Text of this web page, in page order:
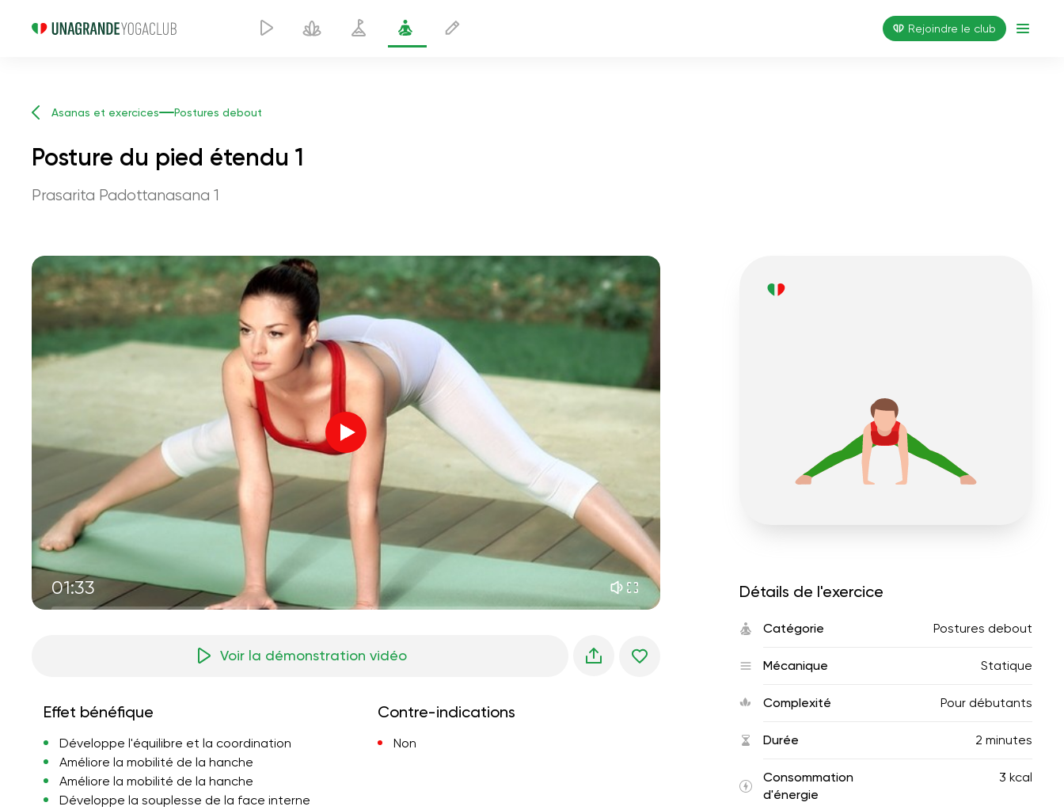
Rejoindre le club
Asanas et exercices Postures debout
Posture du pied étendu 1
Prasarita Padottanasana 1
01:33
Voix de l'instructeur
le vol de l'âme 01:44
paix intérieure
rêves du matin 01:34
fraîcheur de la forêt
silence des montagnes 02:00
02:00
la voix du vent 02:00
02:00
Voir la démonstration vidéo
Effet bénéfique
Développe l'équilibre et la coordination
Améliore la mobilité de la hanche
Améliore la mobilité de la hanche
Développe la souplesse de la face interne
Contre-indications
Non
Détails de l'exercice
Catégorie Postures debout
Mécanique Statique
Complexité Pour débutants
Durée 2 minutes
Consommation
d'énergie
3 kcal